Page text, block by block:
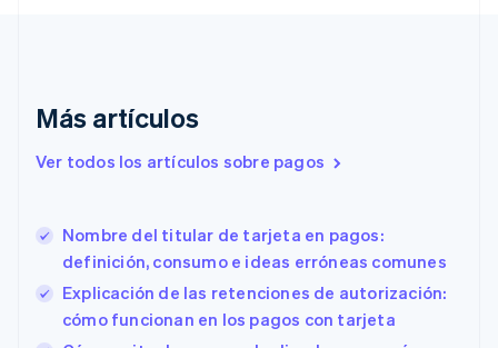
Más artículos
Ver todos los artículos sobre pagos
Nombre del titular de tarjeta en pagos:
definición, consumo e ideas erróneas comunes
Explicación de las retenciones de autorización:
cómo funcionan en los pagos con tarjeta
Eslovenia
España
EnglishEspañol简体中文
Estonia
Finlandia
EnglishSvenska
Francia